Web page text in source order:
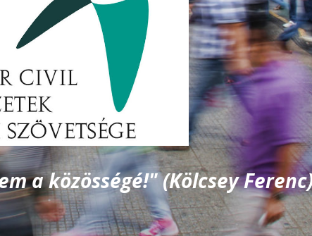
a közösségé!" (Kölcsey